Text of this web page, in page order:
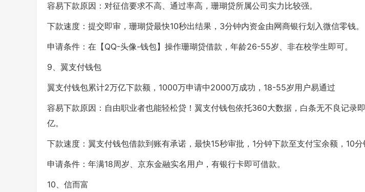
容易下款原因：对征信要求不高、通过率高，珊瑚贷所属公司实力比较强。
下款速度：提交即审，珊瑚贷最快10秒出结果，3分钟内资金由网商银行划入微信零钱。
申请条件：在【QQ-头像-钱包】操作珊瑚贷借款，年龄26-55岁、非在校学生即可。
9、翼支付钱包
翼支付钱包累计2万亿下款额，1000万申请中2000万成功，18-55岁用户易通过
容易下款原因：自由职业者也能轻松贷！翼支付钱包依托360大数据，白条无不良记录
亿。
下款速度：翼支付钱包借款到账有承诺，最快15秒审批，1分钟下款至支付宝余额，10分
申请条件：年满18周岁、京东金融实名用户，有银行卡即可借款。
10、信而富